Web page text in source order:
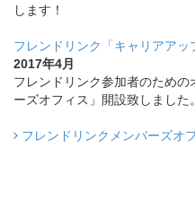
します！
フレンドリンク「キャリアアッ
2017年4月
フレンドリンク参加者のため
ーズオフィス」開設致しました。
フレンドリンクメンバーズオ